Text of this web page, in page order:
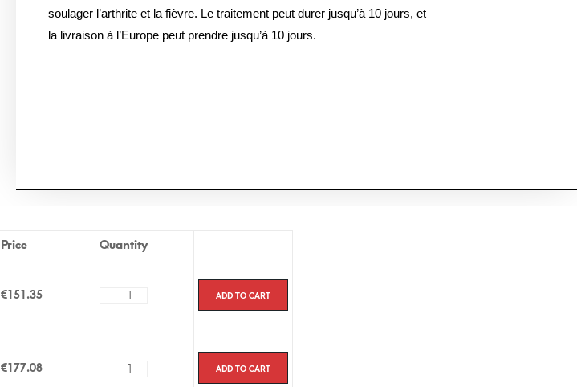
soulager l’arthrite et la fièvre. Le traitement peut durer jusqu’à 10 jours, et
la livraison à l’Europe peut prendre jusqu’à 10 jours.
Price Quantity
€151.35 Add to cart
€177.08 Add to cart